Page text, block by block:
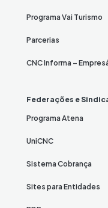
Programa Vai Turismo
Parcerias
CNC Informa –
Federações e
Programa Atena
UniCNC
Sistema Cobrança
Sites para Entidades